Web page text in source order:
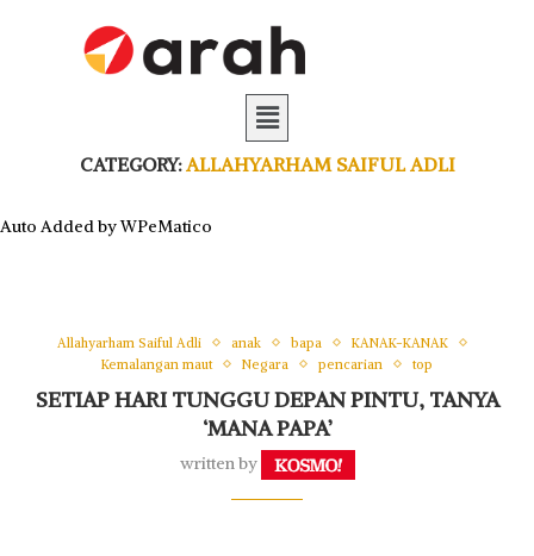
CATEGORY:ALLAHYARHAM SAIFUL ADLI
Auto Added by WPeMatico
Allahyarham Saiful Adli anak bapa
KANAK-KANAK
Kemalangan maut
Negara pencarian top
SETIAP HARI TUNGGU DEPAN PINTU, TANYA
‘MANA PAPA’
written by